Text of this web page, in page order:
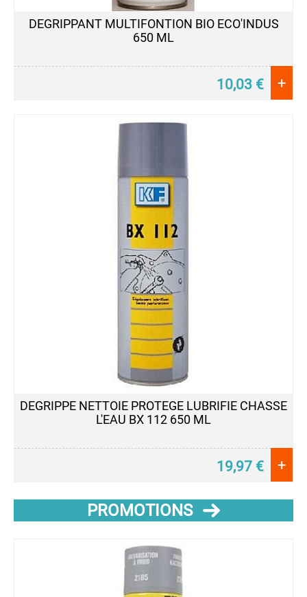
DEGRIPPANT MULTIFONTION BIO ECO'INDUS
650 ML
10,03 € +
DEGRIPPE NETTOIE PROTEGE LUBRIFIE CHASSE
L'EAU BX 112 650 ML
19,97 € +
PROMOTIONS